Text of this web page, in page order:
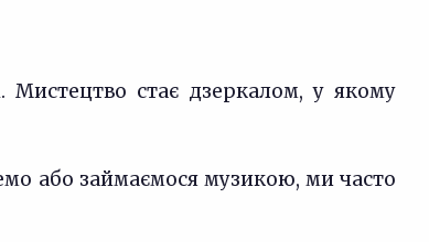
Мистецтво стає дзеркалом, у якому
або займаємося музикою, ми часто